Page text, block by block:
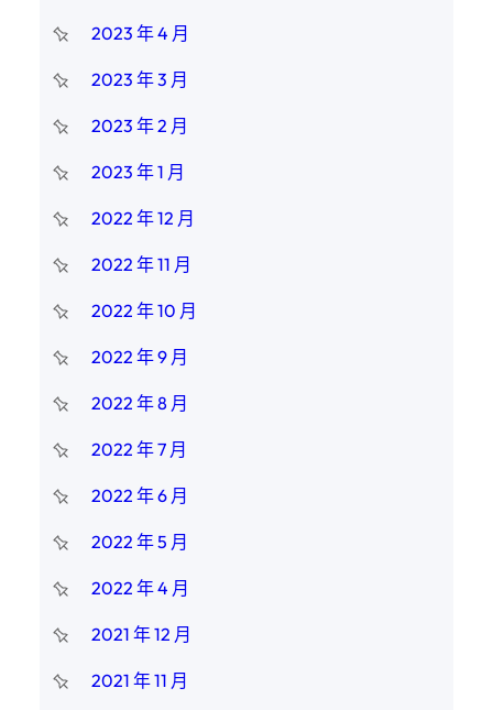
2023 年 4 月
2023 年 3 月
2023 年 2 月
2023 年 1 月
2022 年 12 月
2022 年 11 月
2022 年 10 月
2022 年 9 月
2022 年 8 月
2022 年 7 月
2022 年 6 月
2022 年 5 月
2022 年 4 月
2021 年 12 月
2021 年 11 月